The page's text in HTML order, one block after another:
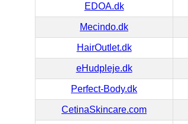
EDOA.dk
Mecindo.dk
HairOutlet.dk
eHudpleje.dk
Perfect-Body.dk
CetinaSkincare.com